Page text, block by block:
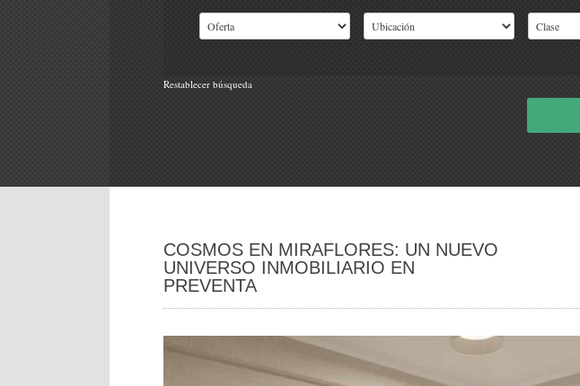
Restablecer búsqueda
COSMOS EN MIRAFLORES: UN NUEVO
UNIVERSO INMOBILIARIO EN
PREVENTA